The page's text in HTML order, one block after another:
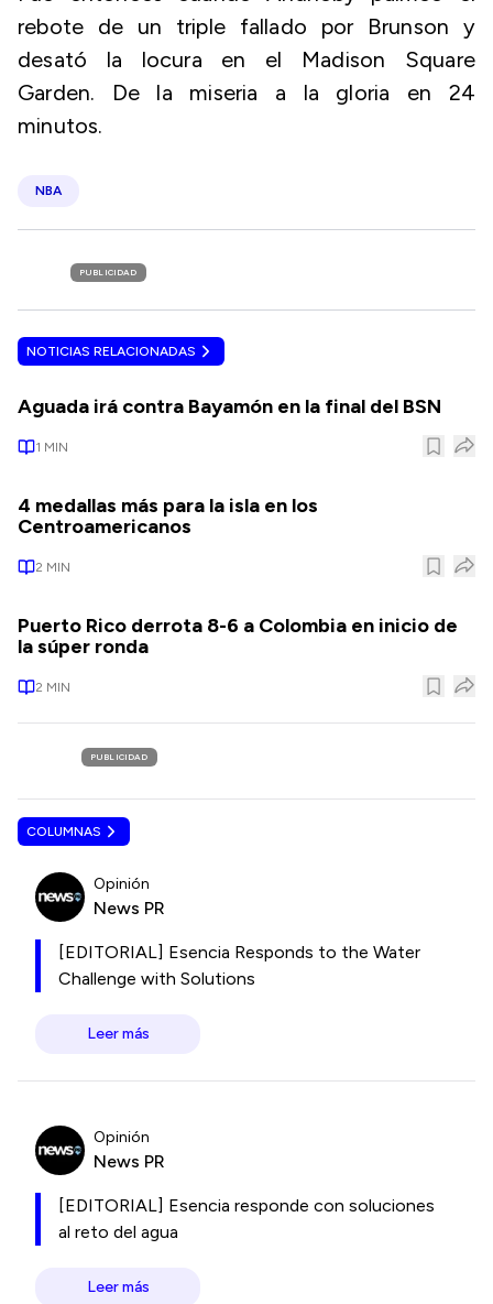
rebote de un triple fallado por Brunson y
desató la locura en el Madison Square
Garden. De la miseria a la gloria en 24
minutos.
NBA
PUBLICIDAD
NOTICIAS RELACIONADAS
Aguada irá contra Bayamón en la final del BSN
1 MIN
4 medallas más para la isla en los
Centroamericanos
2 MIN
Puerto Rico derrota 8-6 a Colombia en inicio de
la súper ronda
2 MIN
PUBLICIDAD
COLUMNAS
Opinión
News PR
[EDITORIAL] Esencia Responds to the Water
Challenge with Solutions
Leer más
Opinión
News PR
[EDITORIAL] Esencia responde con soluciones
al reto del agua
Leer más